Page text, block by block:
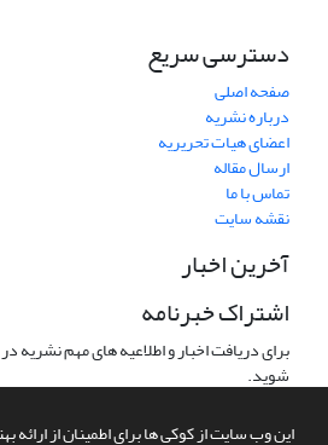
این وب سایت از کوکی ها برای اطمینان از ارائه
دسترسی سریع
صفحه اصلی
درباره نشریه
اعضای هیات تحریریه
ارسال مقاله
تماس با ما
نقشه سایت
آخرین اخبار
اشتراک خبرنامه
برای دریافت اخبار و اطلاعیه های مهم نشریه
شوید.